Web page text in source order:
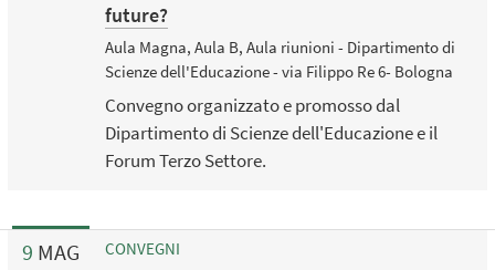
future?
Aula Magna, Aula B, Aula riunioni - Dipartimento di
Scienze dell'Educazione - via Filippo Re 6- Bologna
Convegno organizzato e promosso dal
Dipartimento di Scienze dell'Educazione e il
Forum Terzo Settore.
9 MAG CONVEGNI